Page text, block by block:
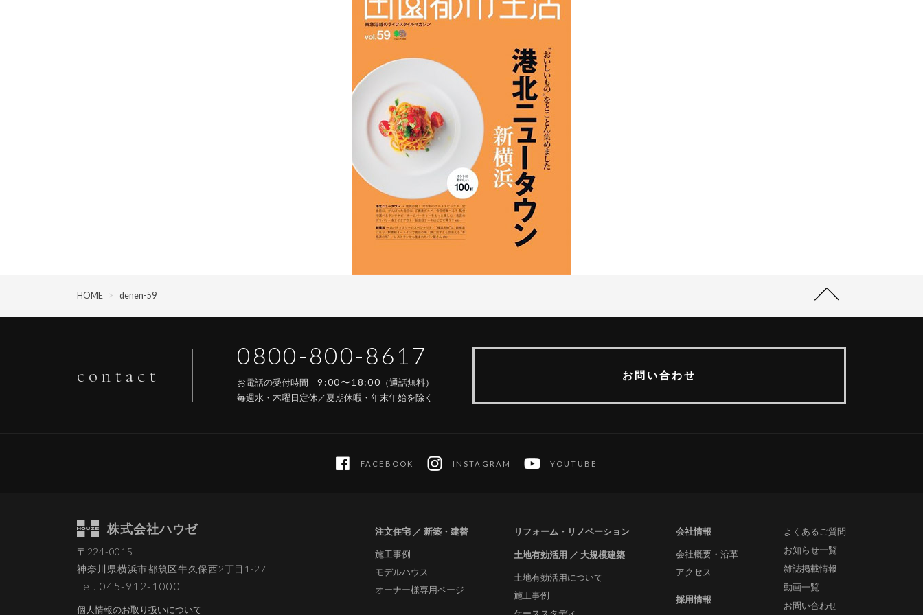
HOME > denen-59
contact
0800-800-8617
お電話の受付時間9:00〜18:00 （通話無料）
毎週水・木曜日定休／夏期休暇・年末年始を除く
お問い合わせ
FACEBOOK INSTAGRAM YOUTUBE
株式会社ハウゼ
〒224-0015
神奈川県横浜市都筑区牛久保西2丁目1-27
Tel. 045-912-1000
個人情報のお取り扱いについて
注文住宅 ／ 新築・建替
施工事例
モデルハウス
オーナー様専用ページ
リフォーム・リノベーション
土地有効活用 ／ 大規模建築
土地有効活用について
施工事例
会社情報
会社概要・沿革
アクセス
採用情報
よくあるご質問
お知らせ一覧
雑誌掲載情報
動画一覧
お問い合わせ